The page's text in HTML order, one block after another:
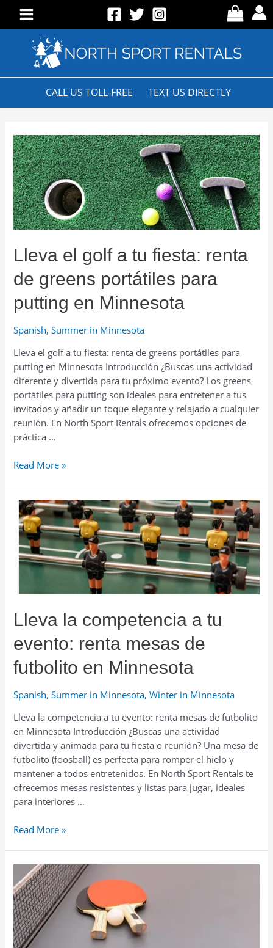
Main
Menu
CALL US TOLL-FREE TEXT US DIRECTLY
Lleva el golf a tu fiesta: renta
de greens portátiles para
putting en Minnesota
Spanish,Summer in Minnesota
Lleva el golf a tu fiesta: renta de greens portátiles para
putting en Minnesota Introducción ¿Buscas una actividad
diferente y divertida para tu próximo evento? Los greens
portátiles para putting son ideales para entretener a tus
invitados y añadir un toque elegante y relajado a cualquier
reunión. En North Sport Rentals ofrecemos opciones de
práctica …
Lleva
tu
fiesta:
renta
de
portátiles
putting
Minnesota
Read More »
Lleva la competencia a tu
evento: renta mesas de
futbolito en Minnesota
Spanish,Summer in Minnesota,Winter in Minnesota
Lleva la competencia a tu evento: renta mesas de futbolito
en Minnesota Introducción ¿Buscas una actividad
divertida y animada para tu fiesta o reunión? Una mesa de
futbolito (foosball) es perfecta para romper el hielo y
mantener a todos entretenidos. En North Sport Rentals te
ofrecemos mesas resistentes y listas para jugar, ideales
para interiores …
Lleva
tu
evento:
renta
mesas
de
Read More »